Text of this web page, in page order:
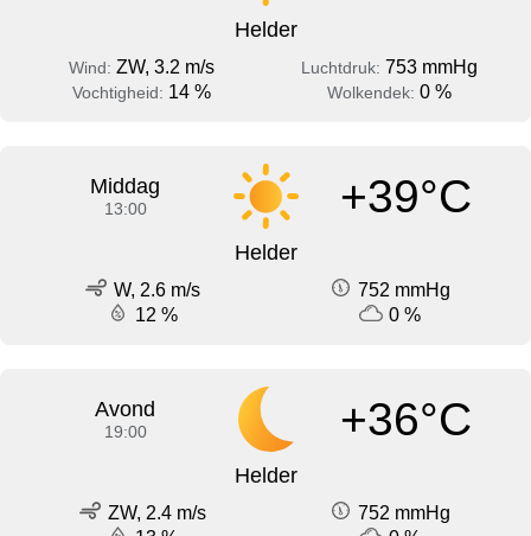
Helder
Wind: ZW, 3.2 m/s Luchtdruk: 753 mmHg
Vochtigheid: 14 % Wolkendek: 0 %
Middag
13:00 +39°C
Helder
W, 2.6 m/s
752 mmHg
12 %
0 %
Avond
19:00 +36°C
Helder
ZW, 2.4 m/s
752 mmHg